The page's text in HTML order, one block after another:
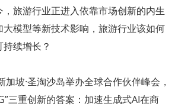
旅游行业正进入依靠市场创新的内生
模型等新技术影响，旅游行业该如何
续增长？
坡·圣淘沙岛举办全球合作伙伴峰会，
三重创新的答案：加速生成式AI在商